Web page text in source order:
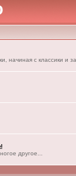
начиная с классики и
другое...